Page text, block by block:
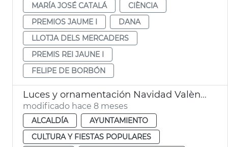
MARÍA JOSÉ CATALÁ
CIÈNCIA
PREMIOS JAUME I
DANA
LLOTJA DELS MERCADERS
PREMIS REI JAUNE I
FELIPE DE BORBÓN
Luces y ornamentación Navidad València 2025
modificado hace 8 meses
ALCALDÍA
AYUNTAMIENTO
CULTURA Y FIESTAS POPULARES